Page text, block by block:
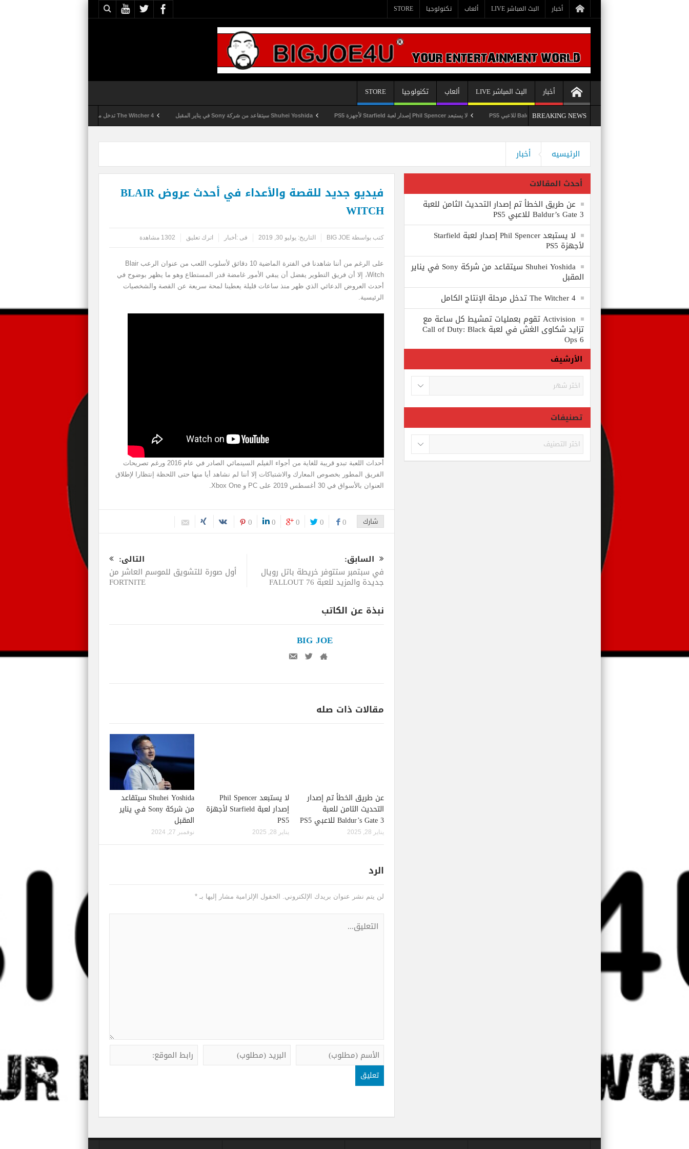
أخبار البث المباشر LIVE ألعاب تكنولوجيا STORE
أخبار البث المباشر LIVE ألعاب تكنولوجيا
STORE
BREAKING NEWSعن طريق الخطأ تم إصدار التحديث الثامن للعبة Baldur’s Gate 3 للاعبي PS5 لا يستبعد Phil Spencer إصدار لعبة Starfield لأجهزة PS5 Shuhei Yoshida سيتقاعد من شركة Sony في يناير المقبل The Witcher 4 تدخل مرحلة الإنتاج الكامل
الرئيسيه أخبار
فيديو جديد للقصة والأعداء في أحدث عروض BLAIR
WITCH
كتب بواسطة BIG JOE التاريخ: يوليو 30, 2019 فى : أخبار اترك تعليق 1302 مشاهدة
على الرغم من أننا شاهدنا في الفترة الماضية 10 دقائق لأسلوب اللعب من عنوان الرعب Blair
Witch، إلا أن فريق التطوير يفضل أن يبقي الأمور غامضة قدر المستطاع وهو ما يظهر بوضوح في
أحدث العروض الدعائي الذي ظهر منذ ساعات قليلة يعطينا لمحة سريعة عن القصة والشخصيات
الرئيسية.
أحداث اللعبة تبدو قريبة للغاية من أجواء الفيلم السينمائي الصادر في عام 2016 ورغم تصريحات
الفريق المطور بخصوص المعارك والاشتباكات إلا أننا لم نشاهد أيا منها حتى اللحظة إنتظارا لإطلاق
العنوان بالأسواق في 30 أغسطس 2019 على PC و Xbox One.
شارك 0
0
0
0
0
السابق:
في سبتمبر ستتوفر خريطة باتل رويال
جديدة والمزيد للعبة FALLOUT 76
التالى:
أول صورة للتشويق للموسم العاشر من
FORTNITE
نبذة عن الكاتب
BIG JOE
مقالات ذات صله
عن طريق الخطأ تم إصدار
التحديث الثامن للعبة
Baldur’s Gate 3 للاعبي PS5
يناير 28, 2025
لا يستبعد Phil Spencer
إصدار لعبة Starfield لأجهزة
PS5
يناير 28, 2025
Shuhei Yoshida سيتقاعد
من شركة Sony في يناير
المقبل
نوفمبر 27, 2024
الرد
لن يتم نشر عنوان بريدك الإلكتروني. الحقول الإلزامية مشار إليها بـ *
أحدث المقالات
عن طريق الخطأ تم إصدار التحديث الثامن للعبة
Baldur’s Gate 3 للاعبي PS5
لا يستبعد Phil Spencer إصدار لعبة Starfield
لأجهزة PS5
Shuhei Yoshida سيتقاعد من شركة Sony في يناير
المقبل
The Witcher 4 تدخل مرحلة الإنتاج الكامل
Activision تقوم بعمليات تمشيط كل ساعة مع
تزايد شكاوى الغش في لعبة Call of Duty: Black
Ops 6
الأرشيف
الأرشيف
تصنيفات
تصنيفات